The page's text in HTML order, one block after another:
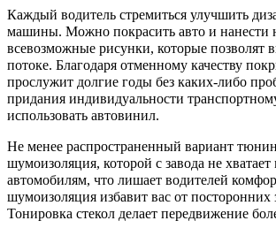
Каждый водитель стремиться улучшить
машины. Можно покрасить авто и нанести
всевозможные рисунки, которые позволят
потоке. Благодаря отменному качеству
прослужит долгие годы без каких-либо
придания индивидуальности
использовать автовинил.
Не менее распространенный вариант
шумоизоляция, которой с завода не
автомобилям, что лишает водителей
шумоизоляция избавит вас от посторонних
Тонировка стекол делает передвижение